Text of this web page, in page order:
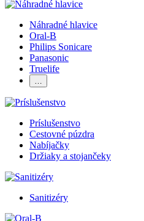
Náhradné hlavice
Oral-B
Philips Sonicare
Panasonic
Truelife
…
Príslušenstvo
Cestovné púzdra
Nabíjačky
Držiaky a stojančeky
Sanitizéry